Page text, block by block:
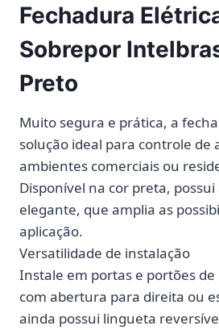
Fechadura
Sobrepor
Preto
Muito segura e prática, a
solução ideal para controle de
ambientes comerciais ou
Disponível na cor preta,
elegante, que amplia as
aplicação.
Versatilidade de instalação
Instale em portas e portões
com abertura para direita ou
ainda possui lingueta